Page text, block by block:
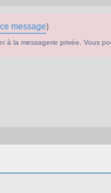
ce message)
la messagerie privée. Vous